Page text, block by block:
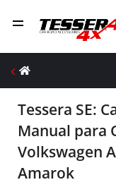
Tessera SE:
Manual para
Volkswagen
Amarok